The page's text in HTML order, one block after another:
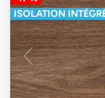
ISOLATION